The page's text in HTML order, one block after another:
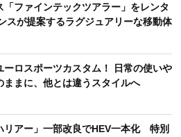
「ファインテックツアラー」をレンタ
スが提案するラグジュアリーな移動体
ーロスポーツカスタム！ 日常の使いや
ままに、他とは違うスタイルへ
リアー」一部改良でHEV一本化 特別